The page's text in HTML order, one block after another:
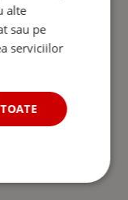
etc
alte
sau pe
serviciilor